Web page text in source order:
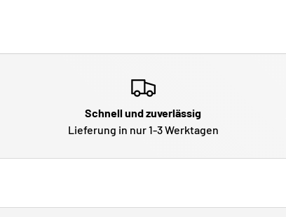
Schnell und zuverlässig
Lieferung in nur 1-3 Werktagen